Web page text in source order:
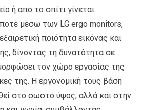
ή από το σπίτι γίνεται
μέσω των LG ergo monitors,
ποιότητα εικόνας και
δίνοντας τη δυνατότητα σε
τον χώρο εργασίας της
της. Η εργονομική τους βάση
στο σωστό ύψος, αλλά και στην